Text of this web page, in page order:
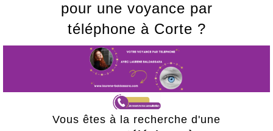
pour une voyance par
téléphone à Corte ?
Vous êtes à la recherche d'une